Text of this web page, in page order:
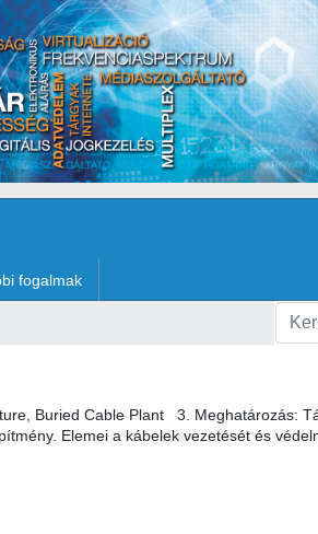
fogalmak
Buried Cable Plant 3. Meghatározás:
Elemei a kábelek vezetését és